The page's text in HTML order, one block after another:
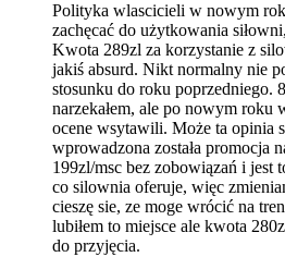
Polityka wlascicieli w nowym
zachęcać do użytkowania
Kwota 289zl za korzystanie z
jakiś absurd. Nikt normalny nie
stosunku do roku poprzedniego.
narzekałem, ale po nowym roku
ocene wsytawili. Może ta opinia
wprowadzona została promocja
199zl/msc bez zobowiązań i jest
co silownia oferuje, więc
cieszę sie, ze moge wrócić na
lubiłem to miejsce ale kwota
do przyjęcia.